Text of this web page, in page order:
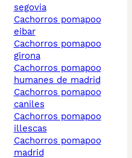
segovia
cachorros pomapoo
eibar
cachorros pomapoo
girona
cachorros pomapoo
humanes de madrid
cachorros pomapoo
caniles
cachorros pomapoo
illescas
cachorros pomapoo
madrid